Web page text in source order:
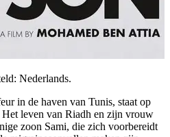
Nederlands.
in de haven van Tunis, staat op
Het leven van Riadh en zijn vrouw
zoon Sami, die zich voorbereidt